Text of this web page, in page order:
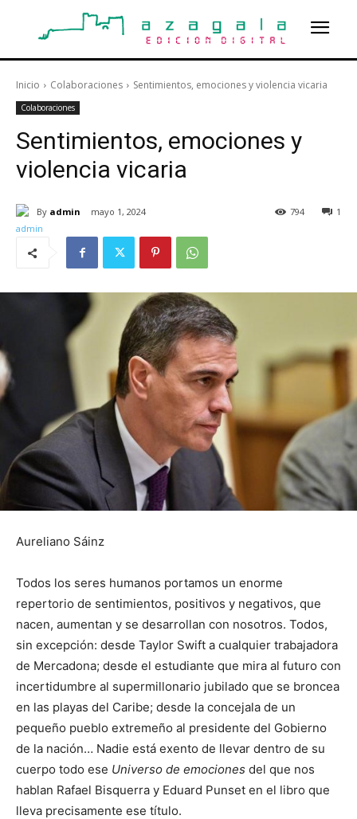
Inicio Colaboraciones Sentimientos, emociones y violencia vicaria
Colaboraciones
Sentimientos, emociones y
violencia vicaria
By admin mayo 1, 2024 1
794
Aureliano Sáinz
Todos los seres humanos portamos un enorme
repertorio de sentimientos, positivos y negativos, que
nacen, aumentan y se desarrollan con nosotros. Todos,
sin excepción: desde Taylor Swift a cualquier trabajadora
de Mercadona; desde el estudiante que mira al futuro con
incertidumbre al supermillonario jubilado que se broncea
en las playas del Caribe; desde la concejala de un
pequeño pueblo extremeño al presidente del Gobierno
de la nación… Nadie está exento de llevar dentro de su
cuerpo todo ese Universo de emociones del que nos
hablan Rafael Bisquerra y Eduard Punset en el libro que
lleva precisamente ese título.